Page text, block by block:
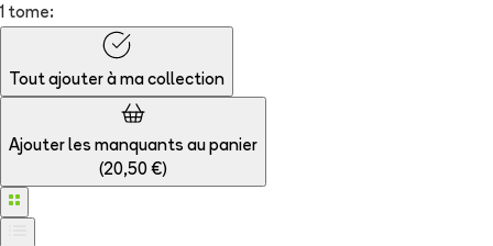
1 tome:
Tout ajouter à ma collection
Ajouter les manquants au panier
(20,50 €)